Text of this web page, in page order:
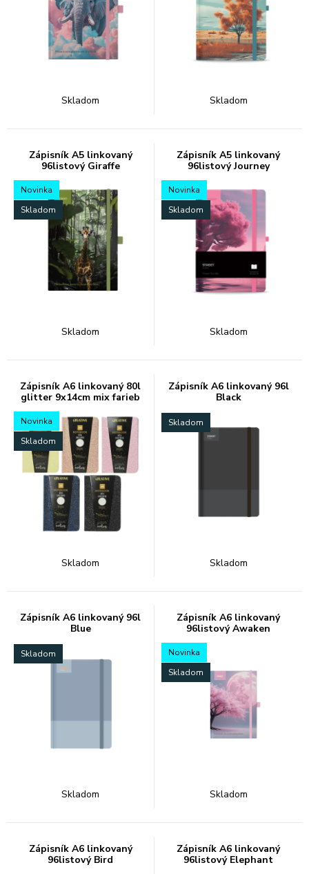
Skladom Skladom
Zápisník A5 linkovaný
96listový Giraffe
Novinka
Skladom
Skladom
Zápisník A5 linkovaný
96listový Journey
Novinka
Skladom
Skladom
Zápisník A6 linkovaný 80l
glitter 9x14cm mix farieb
Novinka
Skladom
Skladom
Zápisník A6 linkovaný 96l
Black
Skladom
Skladom
Zápisník A6 linkovaný 96l
Blue
Skladom
Skladom
Zápisník A6 linkovaný
96listový Awaken
Novinka
Skladom
Skladom
Zápisník A6 linkovaný
96listový Bird
Zápisník A6 linkovaný
96listový Elephant